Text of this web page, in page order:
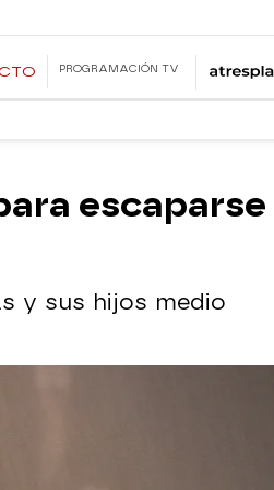
PROGRAMACIÓN TV
escaparse
y sus hijos medio